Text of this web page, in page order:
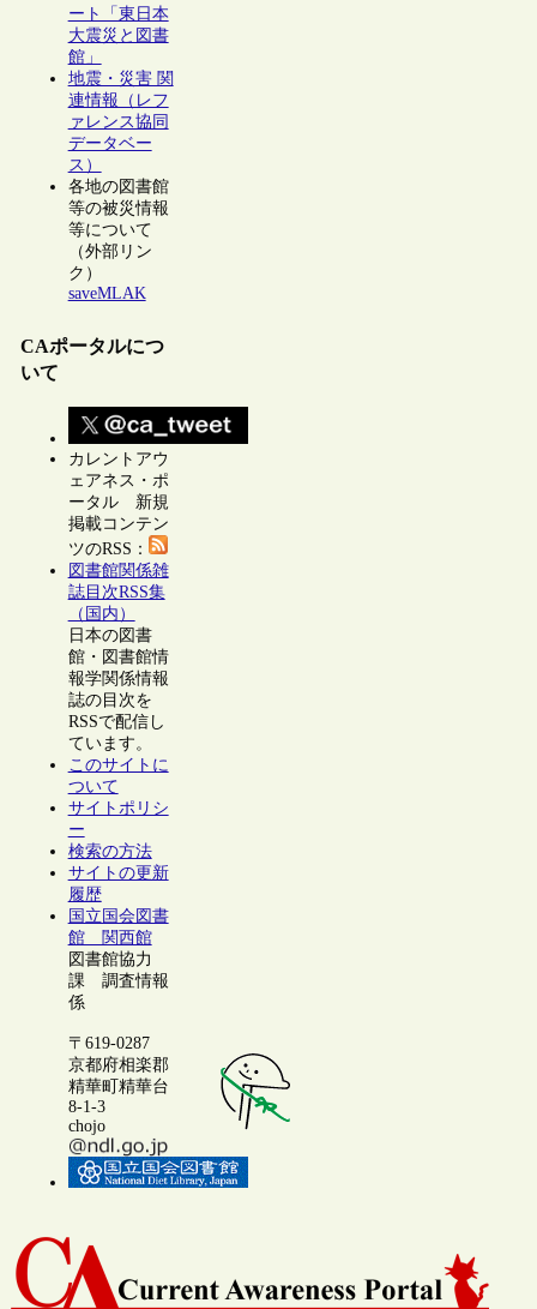
ート「東日本
大震災と図書
館」
地震・災害 関
連情報（レフ
ァレンス協同
データベー
ス）
各地の図書館
等の被災情報
等について
（外部リン
ク）
saveMLAK
CAポータルにつ
いて
カレントアウ
ェアネス・ポ
ータル 新規
掲載コンテン
ツのRSS：
図書館関係雑
誌目次RSS集
（国内）
日本の図書
館・図書館情
報学関係情報
誌の目次を
RSSで配信し
ています。
このサイトに
ついて
サイトポリシ
ー
検索の方法
サイトの更新
履歴
国立国会図書
館 関西館
図書館協力
課 調査情報
係
〒619-0287
京都府相楽郡
精華町精華台
8-1-3
chojo